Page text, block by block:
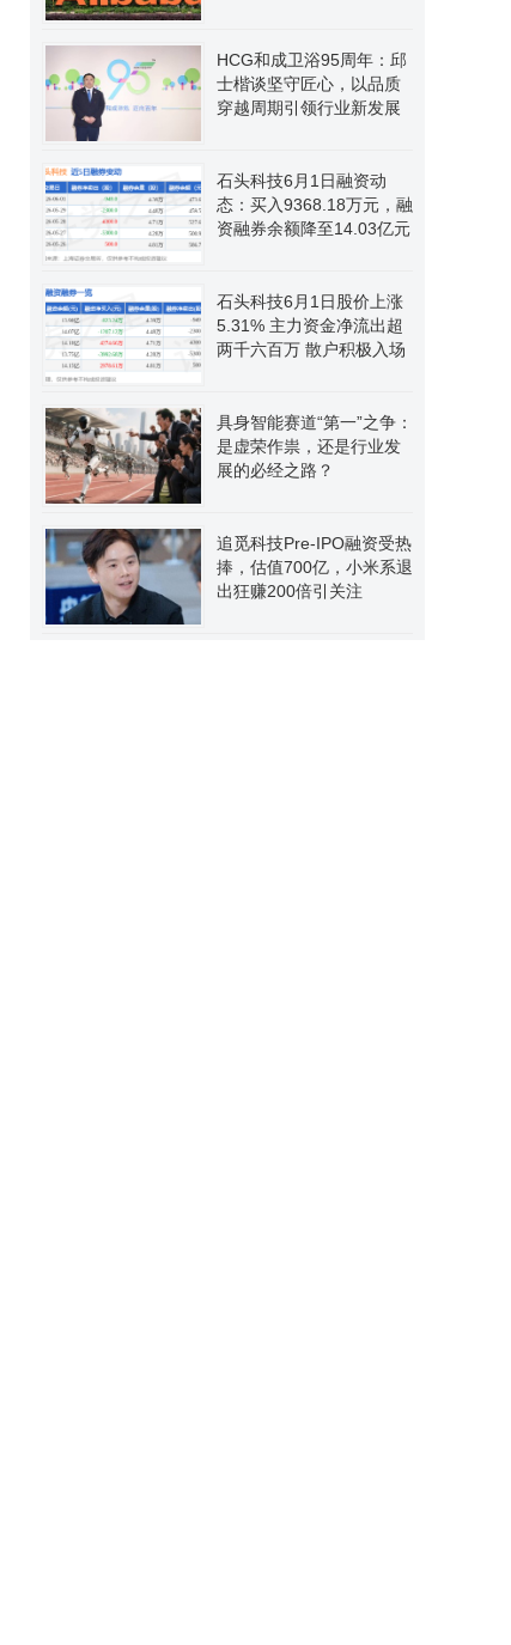
HCG和成卫浴95周年：邱
士楷谈坚守匠心，以品质
穿越周期引领行业新发展
石头科技6月1日融资动
态：买入9368.18万元，融
资融券余额降至14.03亿元
石头科技6月1日股价上涨
5.31% 主力资金净流出超
两千六百万 散户积极入场
具身智能赛道“第一”之争：
是虚荣作祟，还是行业发
展的必经之路？
追觅科技Pre-IPO融资受热
捧，估值700亿，小米系退
出狂赚200倍引关注